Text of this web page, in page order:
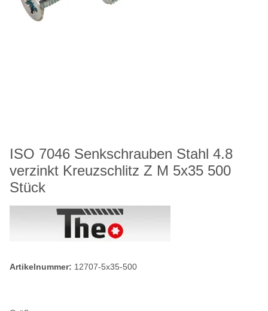
ISO 7046 Senkschrauben Stahl 4.8
verzinkt Kreuzschlitz Z M 5x35 500
Stück
Artikelnummer: 12707-5x35-500